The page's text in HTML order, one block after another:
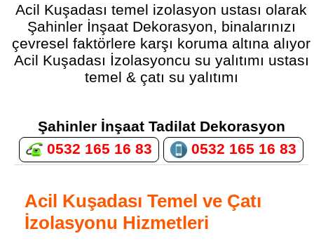
Acil Kuşadası temel izolasyon ustası olarak
Şahinler İnşaat Dekorasyon, binalarınızı
çevresel faktörlere karşı koruma altına alıyor
Acil Kuşadası İzolasyoncu su yalıtımı ustası
temel & çatı su yalıtımı
Şahinler İnşaat Tadilat Dekorasyon
0532 165 16 83
0532 165 16 83
Acil Kuşadası Temel ve Çatı
İzolasyonu Hizmetleri